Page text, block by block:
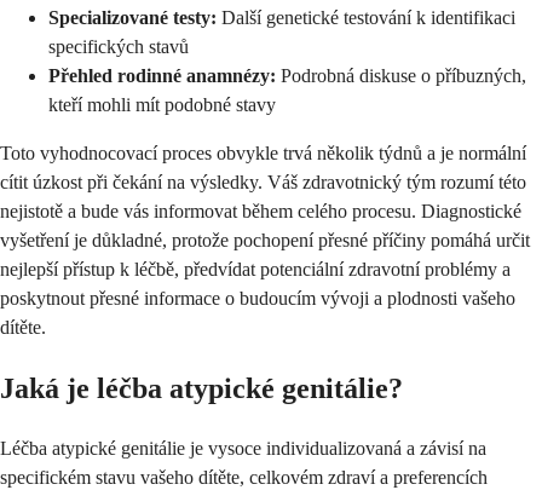
Specializované testy: Další genetické testování k identifikaci
specifických stavů
Přehled rodinné anamnézy: Podrobná diskuse o příbuzných,
kteří mohli mít podobné stavy
Toto vyhodnocovací proces obvykle trvá několik týdnů a je normální
cítit úzkost při čekání na výsledky. Váš zdravotnický tým rozumí této
nejistotě a bude vás informovat během celého procesu. Diagnostické
vyšetření je důkladné, protože pochopení přesné příčiny pomáhá určit
nejlepší přístup k léčbě, předvídat potenciální zdravotní problémy a
poskytnout přesné informace o budoucím vývoji a plodnosti vašeho
dítěte.
Jaká je léčba atypické genitálie?
Léčba atypické genitálie je vysoce individualizovaná a závisí na
specifickém stavu vašeho dítěte, celkovém zdraví a preferencích